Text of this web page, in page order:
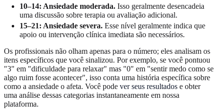
10–14: Ansiedade moderada. Isso geralmente desencadeia
uma discussão sobre terapia ou avaliação adicional.
15–21: Ansiedade severa. Esse nível geralmente indica que
apoio ou intervenção clínica imediata são necessários.
Os profissionais não olham apenas para o número; eles analisam os
itens específicos que você sinalizou. Por exemplo, se você pontuou
"3" em "dificuldade para relaxar" mas "0" em "sentir medo como se
algo ruim fosse acontecer", isso conta uma história específica sobre
como a ansiedade o afeta. Você pode ver seus resultados e obter
uma análise dessas categorias instantaneamente em nossa
plataforma.